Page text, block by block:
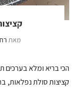
מאת
הכי בריא ומלא בערכים
קציצות סולת נפלאות,